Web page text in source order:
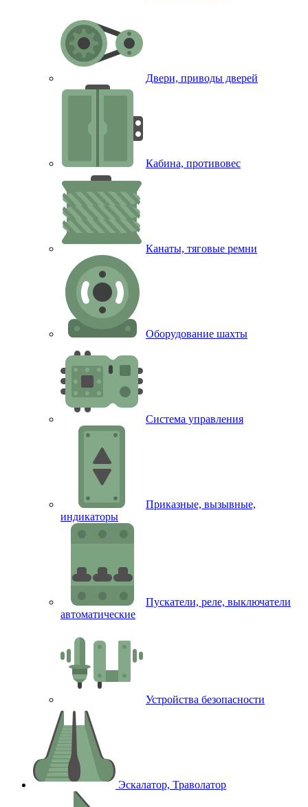
Двери, приводы дверей
Кабина, противовес
Канаты, тяговые ремни
Оборудование шахты
Система управления
Приказные, вызывные,
индикаторы
Пускатели, реле, выключатели
автоматические
Устройства безопасности
Эскалатор, Траволатор